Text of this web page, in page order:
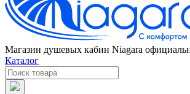
Магазин душевых кабин Niagara
Каталог